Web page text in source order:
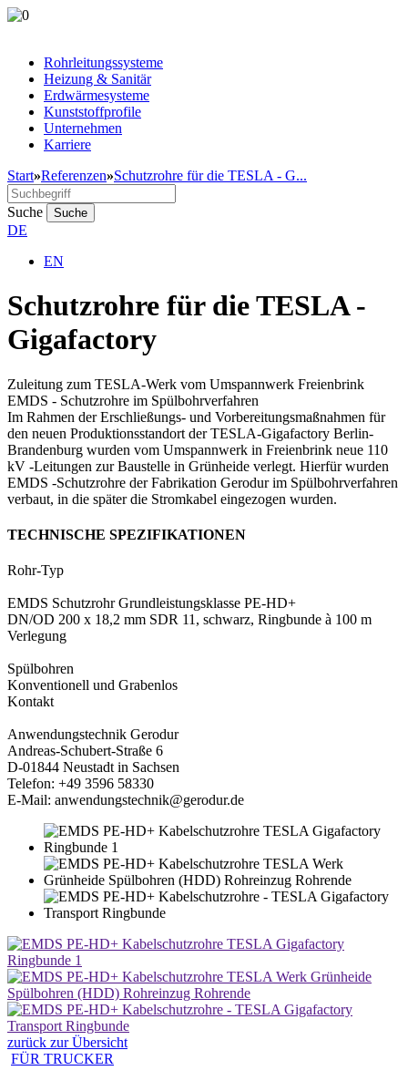
Rohrleitungssysteme
Heizung & Sanitär
Erdwärmesysteme
Kunststoffprofile
Unternehmen
Karriere
Start»Referenzen»Schutzrohre für die TESLA - G...
Suche Suche
DE
EN
Schutzrohre für die TESLA -
Gigafactory
Zuleitung zum TESLA-Werk vom Umspannwerk Freienbrink
EMDS - Schutzrohre im Spülbohrverfahren
Im Rahmen der Erschließungs- und Vorbereitungsmaßnahmen für
den neuen Produktionsstandort der TESLA-Gigafactory Berlin-
Brandenburg wurden vom Umspannwerk in Freienbrink neue 110
kV -Leitungen zur Baustelle in Grünheide verlegt. Hierfür wurden
EMDS -Schutzrohre der Fabrikation Gerodur im Spülbohrverfahren
verbaut, in die später die Stromkabel eingezogen wurden.
TECHNISCHE SPEZIFIKATIONEN
Rohr-Typ
EMDS Schutzrohr Grundleistungsklasse PE-HD+
DN/­OD 200 x 18,2 mm SDR 11, schwarz, Ringbunde à 100 m
Verlegung
Spülbohren
Konventionell und Grabenlos
Kontakt
Anwendungstechnik Gerodur
Andreas-Schubert-Straße 6
D-01844 Neustadt in Sachsen
Telefon: +49 3596 58330
E-Mail: anwendungstechnik@gerodur.de
zurück zur Übersicht
FÜR TRUCKER